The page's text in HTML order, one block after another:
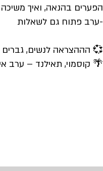
הפערים בהנאה, ואיך
-ערב פתוח גם לשאלות
💞 הההצראה לנשים, גברים
🌴 קוסמוי, תאילנד – ערב